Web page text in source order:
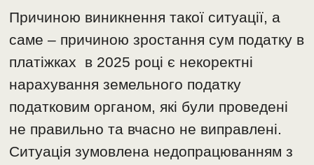
Причиною виникнення такої ситуації, а
саме – причиною зростання сум податку в
платіжках в 2025 році є некоректні
нарахування земельного податку
податковим органом, які були проведені
не правильно та вчасно не виправлені.
Ситуація зумовлена недопрацюванням з